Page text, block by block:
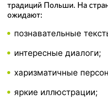
традиций Польши. На
ожидают:
познавательные
интересные диалоги;
харизматичные
яркие иллюстрации;